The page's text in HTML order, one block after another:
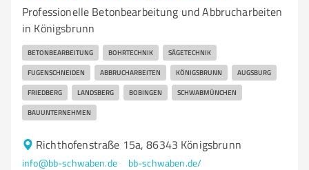
Professionelle Betonbearbeitung und Abbrucharbeiten
in Königsbrunn
BETONBEARBEITUNG BOHRTECHNIK SÄGETECHNIK
FUGENSCHNEIDEN ABBRUCHARBEITEN KÖNIGSBRUNN AUGSBURG
FRIEDBERG LANDSBERG BOBINGEN SCHWABMÜNCHEN
BAUUNTERNEHMEN
Richthofenstraße 15a, 86343 Königsbrunn
info@bb-schwaben.de bb-schwaben.de/